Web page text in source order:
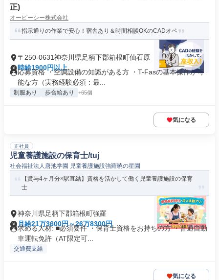
正)
オーピーシー株式会社
指示通りの作業で安心！宿舎あり＆時間相談OKのCADオペ
〒250-0631神奈川県足柄下郡箱根町仙石原
時給1900円以上
応募資格 ・空調設備の知識がある方 ・T-Fasの基本操作が可
能な方（実務経験必須：最...
制服あり 歩合給あり +65個
気になる
正社員
児童養護施設の保育士/tuj
社会福祉法人唐池学園 児童養護施設強羅暁の星園
【賞与4ヶ月分×駅直結】資格を活かして働く児童養護施設の保育
士
神奈川県足柄下郡箱根町強羅
月給21万3600円～26万8300円
求める人材: ■必須要件 ・保育士資格をお持ちの方 ・普通自動
車運転免許（AT限定可...
交通費支給
気になる